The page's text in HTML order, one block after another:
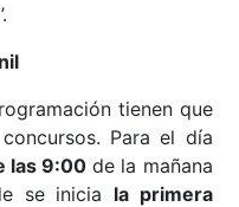
tienen que
Para el día
las 9:00 de la mañana
se inicia la primera